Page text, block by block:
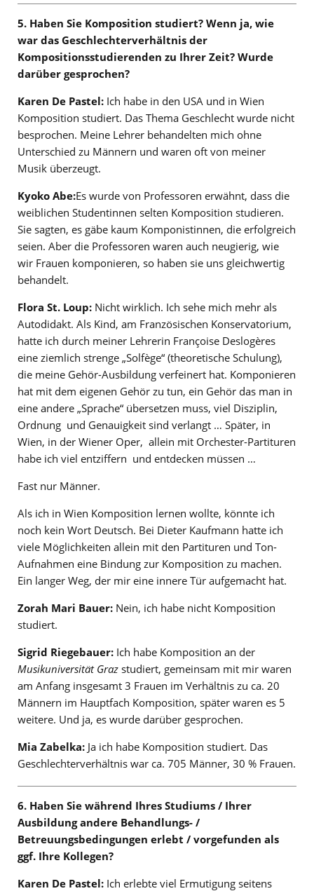
5. Haben Sie Komposition studiert? Wenn ja, wie
war das Geschlechterverhältnis der
Kompositionsstudierenden zu Ihrer Zeit? Wurde
darüber gesprochen?
Karen De Pastel: Ich habe in den USA und in Wien
Komposition studiert. Das Thema Geschlecht wurde nicht
besprochen. Meine Lehrer behandelten mich ohne
Unterschied zu Männern und waren oft von meiner
Musik überzeugt.
Kyoko Abe:Es wurde von Professoren erwähnt, dass die
weiblichen Studentinnen selten Komposition studieren.
Sie sagten, es gäbe kaum Komponistinnen, die erfolgreich
seien. Aber die Professoren waren auch neugierig, wie
wir Frauen komponieren, so haben sie uns gleichwertig
behandelt.
Flora St. Loup: Nicht wirklich. Ich sehe mich mehr als
Autodidakt. Als Kind, am Französischen Konservatorium,
hatte ich durch meiner Lehrerin Françoise Deslogères
eine ziemlich strenge „Solfège“ (theoretische Schulung),
die meine Gehör-Ausbildung verfeinert hat. Komponieren
hat mit dem eigenen Gehör zu tun, ein Gehör das man in
eine andere „Sprache“ übersetzen muss, viel Disziplin,
Ordnung und Genauigkeit sind verlangt … Später, in
Wien, in der Wiener Oper, allein mit Orchester-Partituren
habe ich viel entziffern und entdecken müssen …
Fast nur Männer.
Als ich in Wien Komposition lernen wollte, könnte ich
noch kein Wort Deutsch. Bei Dieter Kaufmann hatte ich
viele Möglichkeiten allein mit den Partituren und Ton-
Aufnahmen eine Bindung zur Komposition zu machen.
Ein langer Weg, der mir eine innere Tür aufgemacht hat.
Zorah Mari Bauer: Nein, ich habe nicht Komposition
studiert.
Sigrid Riegebauer: Ich habe Komposition an der
Musikuniversität Graz studiert, gemeinsam mit mir waren
am Anfang insgesamt 3 Frauen im Verhältnis zu ca. 20
Männern im Hauptfach Komposition, später waren es 5
weitere. Und ja, es wurde darüber gesprochen.
Mia Zabelka: Ja ich habe Komposition studiert. Das
Geschlechterverhältnis war ca. 705 Männer, 30 % Frauen.
6. Haben Sie während Ihres Studiums / Ihrer
Ausbildung andere Behandlungs- /
Betreuungsbedingungen erlebt / vorgefunden als
ggf. Ihre Kollegen?
Karen De Pastel: Ich erlebte viel Ermutigung seitens